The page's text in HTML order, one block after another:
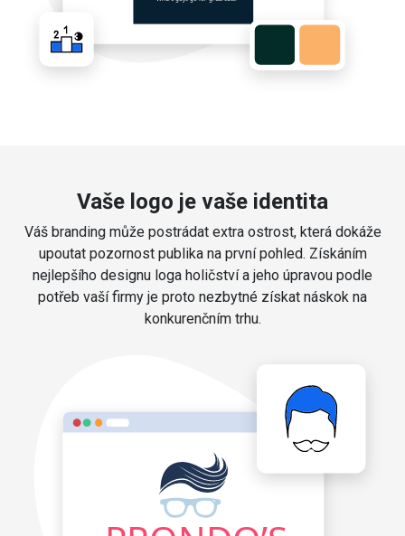
Vaše logo je vaše identita
Váš branding může postrádat extra ostrost, která dokáže
upoutat pozornost publika na první pohled. Získáním
nejlepšího designu loga holičství a jeho úpravou podle
potřeb vaší firmy je proto nezbytné získat náskok na
konkurenčním trhu.